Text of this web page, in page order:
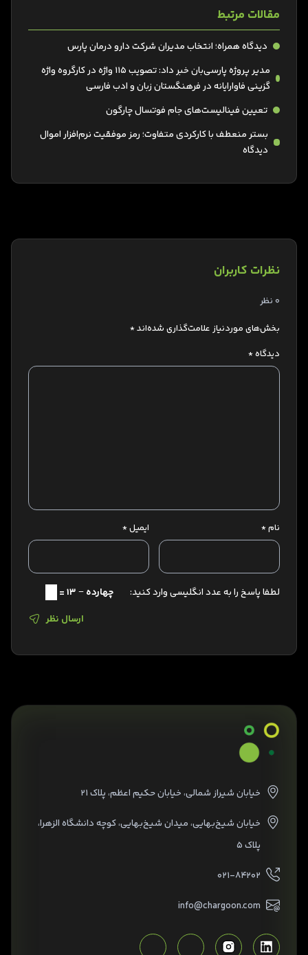
مقالات مرتبط
دیدگاه همراه؛ انتخاب مدیران شرکت دارو درمان پارس
مدیر پروژه پارسی‌بان خبر داد: تصویب ۱۱۵ واژه در کارگروه واژه
گزینی فاوارایانه در فرهنگستان زبان و ادب فارسی
تعیین فینالیست‌های جام فوتسال چارگون
بستر منعطف با کارکردی متفاوت؛ رمز موفقیت نرم‌افزار اموال
دیدگاه
نظرات کاربران
0 نظر
بخش‌های موردنیاز علامت‌گذاری شده‌اند*
دیدگاه*
نام* ایمیل*
لطفا پاسخ را به عدد انگلیسی وارد کنید:
چهارده − 13 =
ارسال نظر
خیابان شیراز شمالی، خیابان حکیم اعظم، پلاک ۲۱
خیابان شیخ‌بهایی، میدان شیخ‌بهایی، کوچه دانشگاه الزهرا،
پلاک ۵
۰۲۱-۸۴۲۰۲
info@chargoon.com